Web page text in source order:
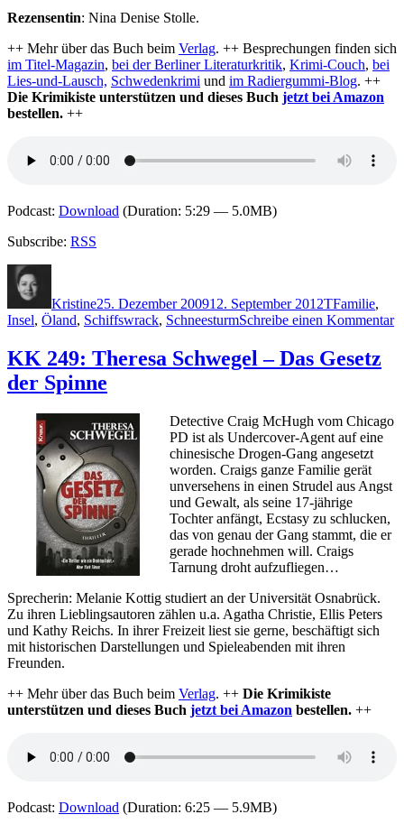
Rezensentin: Nina Denise Stolle.
++ Mehr über das Buch beim Verlag. ++ Besprechungen finden sich
im Titel-Magazin, bei der Berliner Literaturkritik, Krimi-Couch, bei
Lies-und-Lausch, Schwedenkrimi und im Radiergummi-Blog. ++
Die Krimikiste unterstützen und dieses Buch jetzt bei Amazon
bestellen. ++
Podcast: Download (Duration: 5:29 — 5.0MB)
Subscribe: RSS
Kristine25. Dezember 200912. September 2012TFamilie,
Insel, Öland, Schiffswrack, SchneesturmSchreibe einen Kommentar
KK 249: Theresa Schwegel – Das Gesetz
der Spinne
Detective Craig McHugh vom Chicago
PD ist als Undercover-Agent auf eine
chinesische Drogen-Gang angesetzt
worden. Craigs ganze Familie gerät
unversehens in einen Strudel aus Angst
und Gewalt, als seine 17-jährige
Tochter anfängt, Ecstasy zu schlucken,
das von genau der Gang stammt, die er
gerade hochnehmen will. Craigs
Tarnung droht aufzufliegen…
Sprecherin: Melanie Kottig studiert an der Universität Osnabrück.
Zu ihren Lieblingsautoren zählen u.a. Agatha Christie, Ellis Peters
und Kathy Reichs. In ihrer Freizeit liest sie gerne, beschäftigt sich
mit historischen Darstellungen und Spieleabenden mit ihren
Freunden.
++ Mehr über das Buch beim Verlag. ++ Die Krimikiste
unterstützen und dieses Buch jetzt bei Amazon bestellen. ++
Podcast: Download (Duration: 6:25 — 5.9MB)